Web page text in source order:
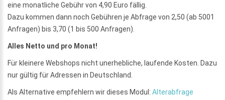
eine monatliche Gebühr von 4,90 Euro fällig.
Dazu kommen dann noch Gebühren je Abfrage von 2,50 (ab 5001
Anfragen) bis 3,70 (1 bis 500 Anfragen).
Alles Netto und pro Monat!
Für kleinere Webshops nicht unerhebliche, laufende Kosten. Dazu
nur gültig für Adressen in Deutschland.
Als Alternative empfehlern wir dieses Modul: Alterabfrage